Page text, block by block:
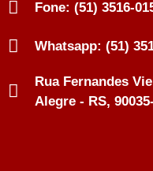
Fone: (51) 3516-
Whatsapp: (51)
Rua Fernandes
Alegre - RS,